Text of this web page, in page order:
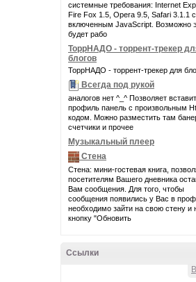
системные требования: Internet
Fire Fox 1.5, Opera 9.5, Safari 3.1.1
включенным JavaScript. Возможно
будет рабо
ТоррНАДО - торрент-трекер
блогов
ТоррНАДО - торрент-трекер для
Всегда под рукой
аналогов нет ^_^ Позволяет
профиль панель с произвольным
кодом. Можно разместить там
счетчики и прочее
Музыкальный плеер
Стена
Стена: мини-гостевая книга,
посетителям Вашего дневника
Вам сообщения. Для того, чтобы
сообщения появились у Вас в
необходимо зайти на свою стену и
кнопку "Обновить
Ссылки